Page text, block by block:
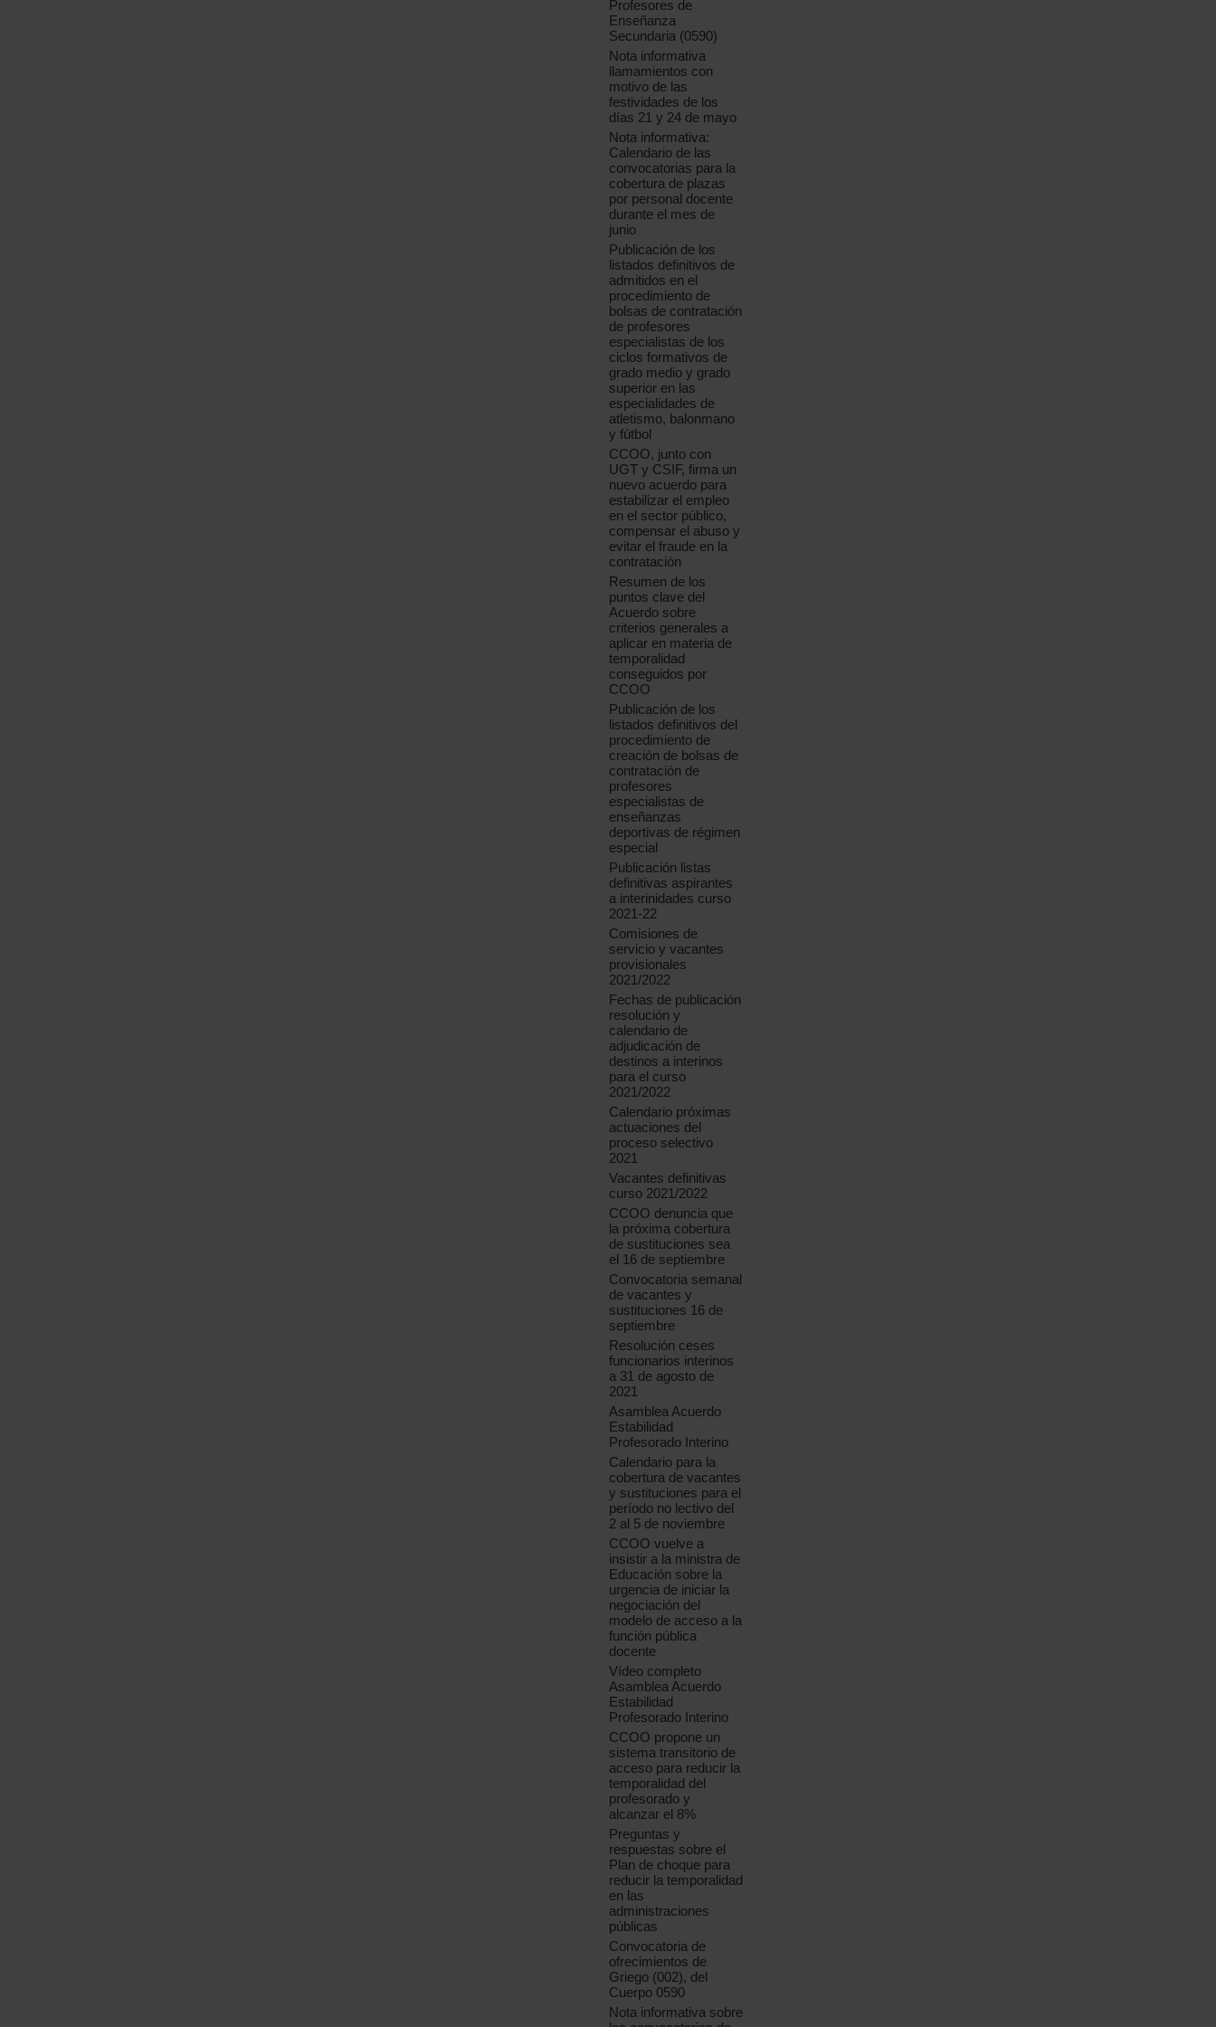
Profesores de
Enseñanza
Secundaria (0590)
Nota informativa
llamamientos con
motivo de las
festividades de los
días 21 y 24 de mayo
Nota informativa:
Calendario de las
convocatorias para la
cobertura de plazas
por personal docente
durante el mes de
junio
Publicación de los
listados definitivos de
admitidos en el
procedimiento de
bolsas de contratación
de profesores
especialistas de los
ciclos formativos de
grado medio y grado
superior en las
especialidades de
atletismo, balonmano
y fútbol
CCOO, junto con
UGT y CSIF, firma un
nuevo acuerdo para
estabilizar el empleo
en el sector público,
compensar el abuso y
evitar el fraude en la
contratación
Resumen de los
puntos clave del
Acuerdo sobre
criterios generales a
aplicar en materia de
temporalidad
conseguidos por
CCOO
Publicación de los
listados definitivos del
procedimiento de
creación de bolsas de
contratación de
profesores
especialistas de
enseñanzas
deportivas de régimen
especial
Publicación listas
definitivas aspirantes
a interinidades curso
2021-22
Comisiones de
servicio y vacantes
provisionales
2021/2022
Fechas de publicación
resolución y
calendario de
adjudicación de
destinos a interinos
para el curso
2021/2022
Calendario próximas
actuaciones del
proceso selectivo
2021
Vacantes definitivas
curso 2021/2022
CCOO denuncia que
la próxima cobertura
de sustituciones sea
el 16 de septiembre
Convocatoria semanal
de vacantes y
sustituciones 16 de
septiembre
Resolución ceses
funcionarios interinos
a 31 de agosto de
2021
Asamblea Acuerdo
Estabilidad
Profesorado Interino
Calendario para la
cobertura de vacantes
y sustituciones para el
período no lectivo del
2 al 5 de noviembre
CCOO vuelve a
insistir a la ministra de
Educación sobre la
urgencia de iniciar la
negociación del
modelo de acceso a la
función pública
docente
Vídeo completo
Asamblea Acuerdo
Estabilidad
Profesorado Interino
CCOO propone un
sistema transitorio de
acceso para reducir la
temporalidad del
profesorado y
alcanzar el 8%
Preguntas y
respuestas sobre el
Plan de choque para
reducir la temporalidad
en las
administraciones
públicas
Convocatoria de
ofrecimientos de
Griego (002), del
Cuerpo 0590
Nota informativa sobre